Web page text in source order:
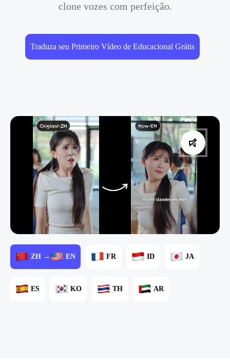
clone vozes com perfeição.
Traduza seu Primeiro Vídeo de Educacional Grátis
ZH → EN FR ID JA
ES KO TH AR